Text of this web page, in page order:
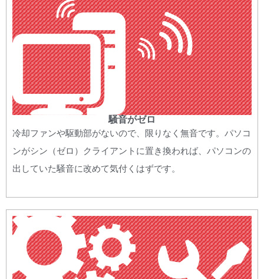
騒音がゼロ
冷却ファンや駆動部がないので、限りなく無音です。パソコ
ンがシン（ゼロ）クライアントに置き換われば、パソコンの
出していた騒音に改めて気付くはずです。